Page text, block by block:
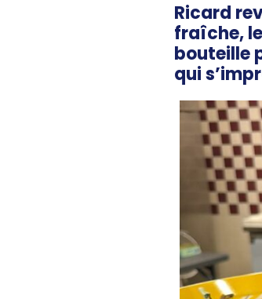
Ricard
fraîche,
bouteille
qui